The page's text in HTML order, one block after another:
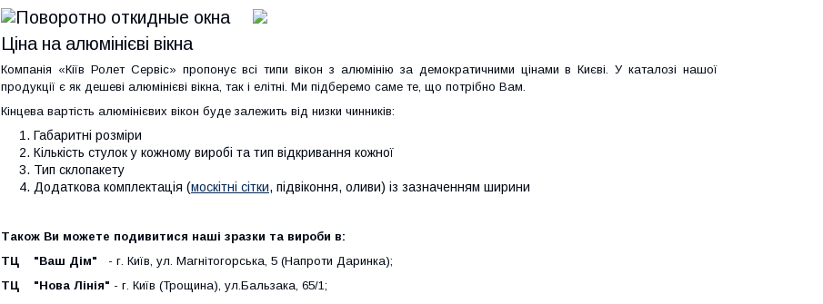
Ціна на алюмінієві вікна
Компанія «Кіїв Ролет Сервіс» пропонує всі типи вікон з алюмінію за демократичними цінами в Києві. У каталозі нашої
продукції є як дешеві алюмінієві вікна, так і елітні. Ми підберемо саме те, що потрібно Вам.
Кінцева вартість алюмінієвих вікон буде залежить від низки чинників:
Габаритні розміри
Кількість стулок у кожному виробі та тип відкривання кожної
Тип склопакету
Додаткова комплектація (москітні сітки, підвіконня, оливи) із зазначенням ширини
Також Ви можете подивитися наші зразки та вироби в:
ТЦ "Ваш Дім" - г. Київ, ул. Магнітогорська, 5 (Напроти Даринка);
ТЦ "Нова Лінія" - г. Київ (Трощина), ул.Бальзака, 65/1;